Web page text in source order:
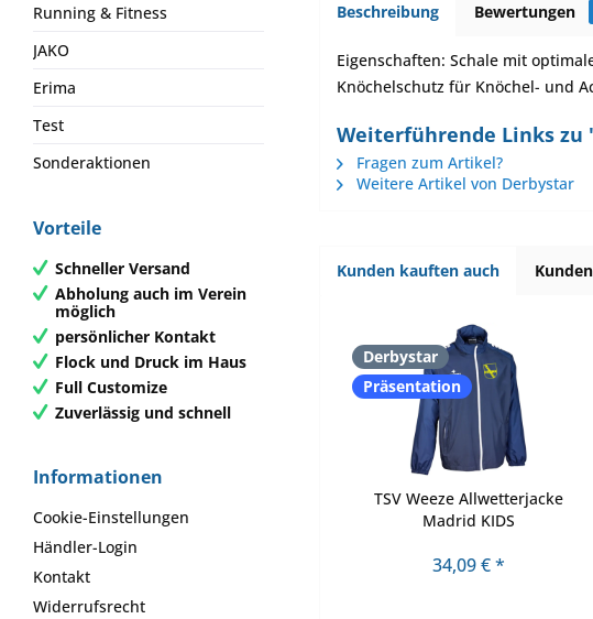
Running & Fitness
JAKO
Erima
Test
Sonderaktionen
Vorteile
Schneller Versand
Abholung auch im Verein
möglich
persönlicher Kontakt
Flock und Druck im Haus
Full Customize
Zuverlässig und schnell
Informationen
Cookie-Einstellungen
Händler-Login
Kontakt
Widerrufsrecht
Beschreibung Bewertungen
Eigenschaften: Schale mit
Knöchelschutz für Knöchel- und
Weiterführende Links zu
Fragen zum Artikel?
Weitere Artikel von Derbystar
Kunden kauften auch
Derbystar
Präsentation
TSV Weeze Allwetterjacke
Madrid KIDS
34,09 € *